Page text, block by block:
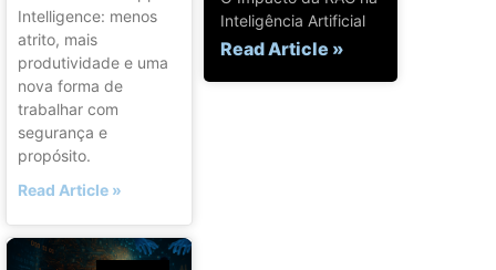
Intelligence: menos
atrito, mais
produtividade e uma
nova forma de
trabalhar com
segurança e
propósito.
Read Article »
Inteligência Artificial
Read Article »